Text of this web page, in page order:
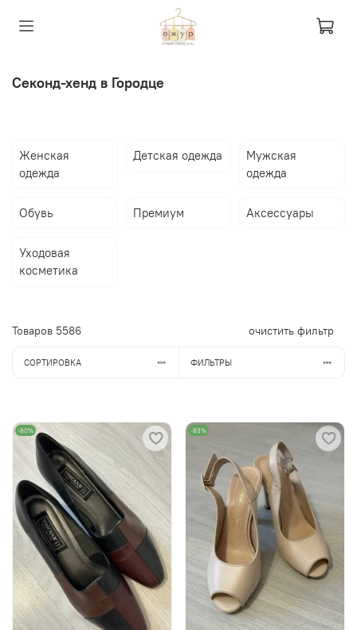
Секонд-хенд в Городце
Женская
одежда
Детская одежда
Мужская
одежда
Обувь Премиум Аксессуары
Уходовая
косметика
Товаров 5586 очистить фильтр
СОРТИРОВКА ФИЛЬТРЫ
-80% -83%